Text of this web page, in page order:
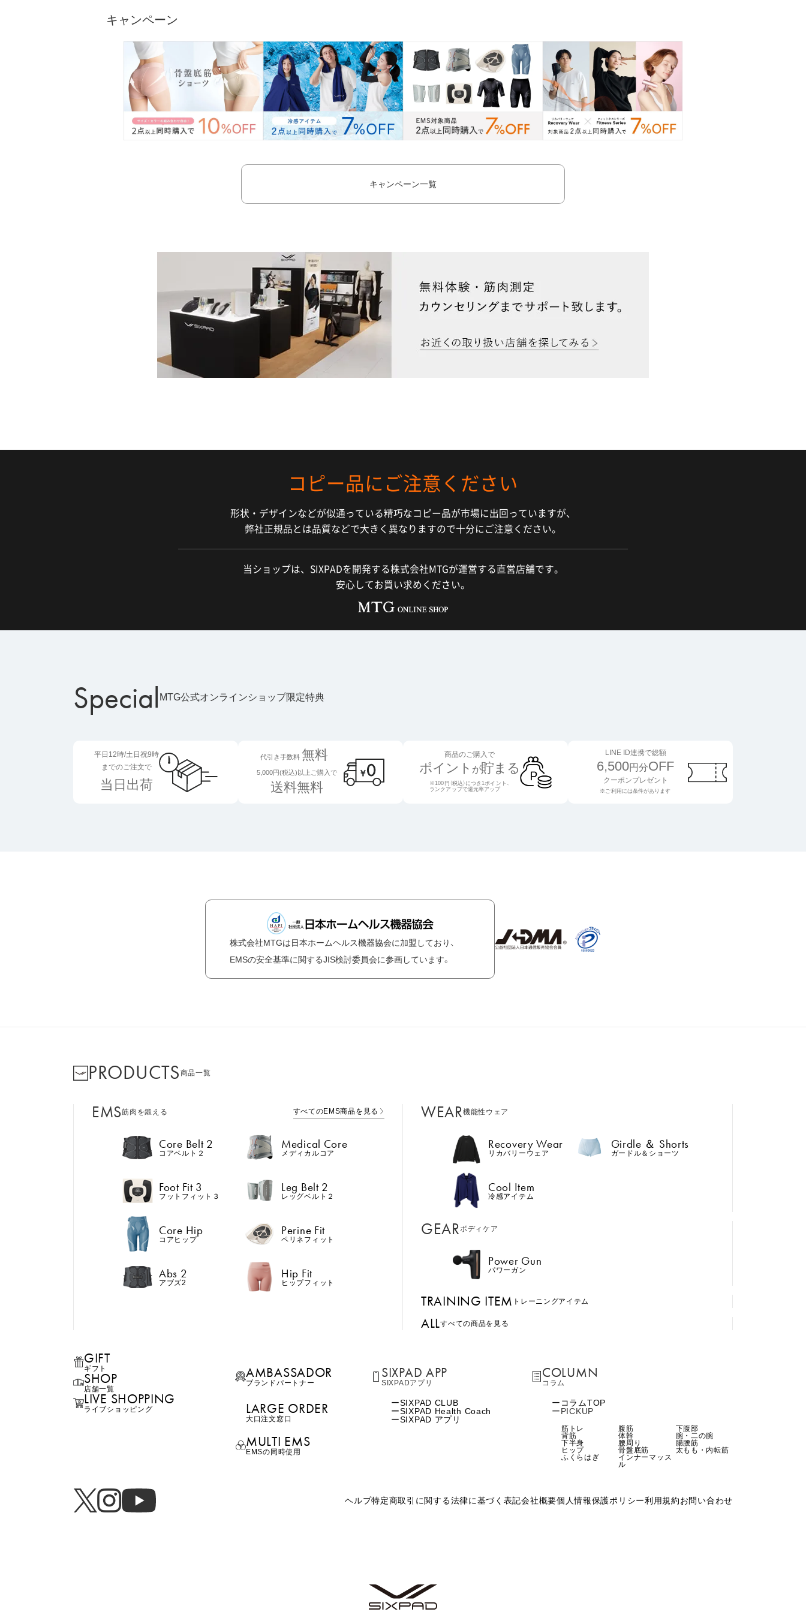
キャンペーン
キャンペーン一覧
コピー品にご注意ください
形状・デザインなどが似通っている精巧なコピー品が市場に出回っていますが、
弊社正規品とは品質などで大きく異なりますので十分にご注意ください。
当ショップは、SIXPADを開発する株式会社MTGが運営する直営店舗です。
安心してお買い求めください。
Special MTG公式オンラインショップ限定特典
平日12時/土日祝9時
までのご注文で
当日出荷
代引き手数料 無料
5,000円(税込)以上ご購入で
送料無料
商品のご購入で
ポイント が貯まる
※100円（税込）につき1ポイント、
ランクアップで還元率アップ
LINE ID連携で総額
6,500円分OFF
クーポンプレゼント
※ご利用には条件があります
株式会社MTGは日本ホームヘルス機器協会に加盟しており、
EMSの安全基準に関するJIS検討委員会に参画しています。
PRODUCTS 商品一覧
EMS筋肉を鍛える
Core Belt 2
コアベルト２
Medical Core
メディカルコア
Foot Fit 3
フットフィット３
Leg Belt 2
レッグベルト２
Core Hip
コアヒップ
Perine Fit
ペリネフィット
Abs 2
アブズ2
Hip Fit
ヒップフィット
すべてのEMS商品を見る WEAR機能性ウェア
Recovery Wear
リカバリーウェア
Girdle ＆ Shorts
ガードル＆ショーツ
Cool Item
冷感アイテム
GEARボディケア
Power Gun
パワーガン
TRAINING ITEM トレーニングアイテム
ALLすべての商品を見る
GIFT
ギフト
SHOP
店舗一覧
LIVE SHOPPING
ライブショッピング
AMBASSADOR
ブランドパートナー
SIXPAD APP
SIXPADアプリ
SIXPAD CLUB
SIXPAD Health Coach
SIXPAD アプリ
COLUMN
コラム
コラムTOP
PICKUP
筋トレ 腹筋
下腹部
背筋
体幹
腕・二の腕
下半身
腰周り
腸腰筋
ヒップ
骨盤底筋
太もも・内転筋
ふくらはぎ
インナーマッス
ル
LARGE ORDER
⼤⼝注⽂窓⼝
MULTI EMS
EMSの同時使用
ヘルプ特定商取引に関する法律に基づく表記会社概要個人情報保護ポリシー利用規約お問い合わせ